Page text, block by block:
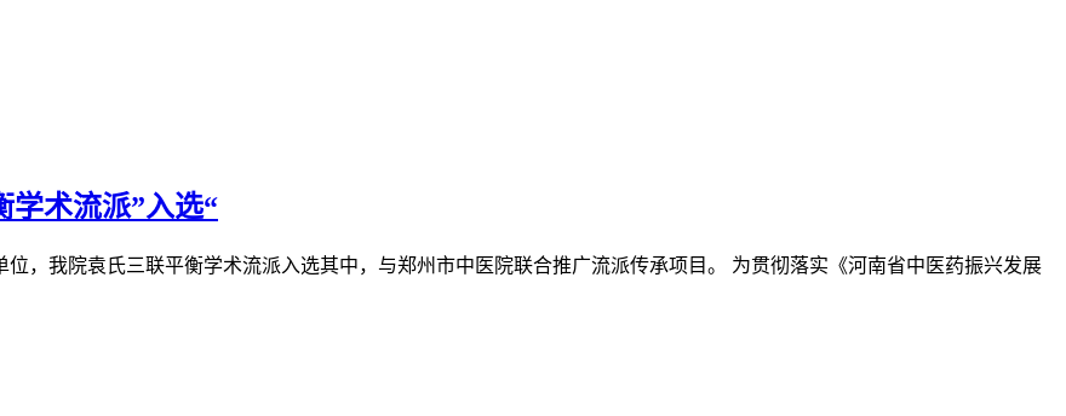
学术流派”入选“
位，我院袁氏三联平衡学术流派入选其中，与郑州市中医院联合推广流派传承项目。 为贯彻落实《河南省中医药振兴发展